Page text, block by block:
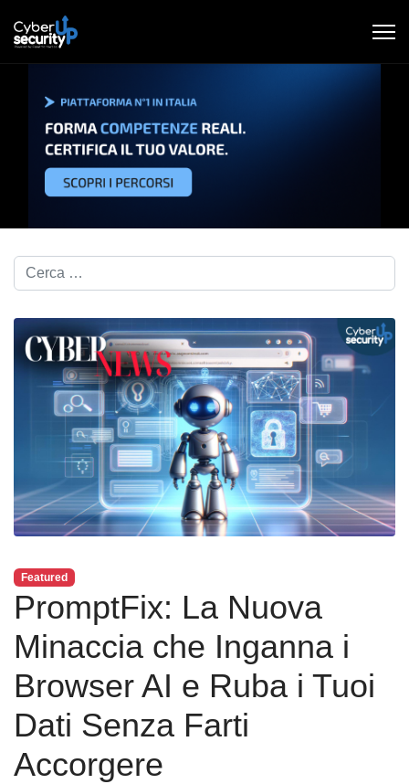
Cerca nel blog...
Featured
PromptFix: La Nuova
Minaccia che Inganna i
Browser AI e Ruba i Tuoi
Dati Senza Farti
Accorgere